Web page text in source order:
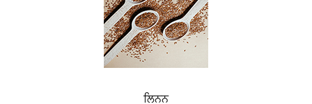
ਲਿਨਨ